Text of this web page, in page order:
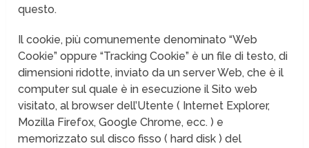
questo.
Il cookie, più comunemente denominato “Web
Cookie” oppure “Tracking Cookie” è un file di testo, di
dimensioni ridotte, inviato da un server Web, che è il
computer sul quale è in esecuzione il Sito web
visitato, al browser dell’Utente ( Internet Explorer,
Mozilla Firefox, Google Chrome, ecc. ) e
memorizzato sul disco fisso ( hard disk ) del